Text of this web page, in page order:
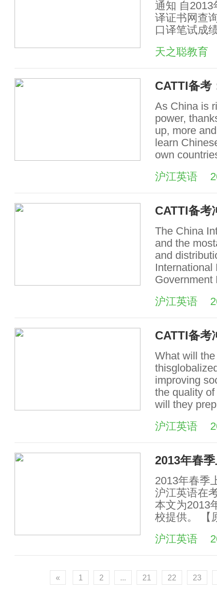
通知 自
译证书网查
口译笔试成
天之聪教育
CATTI备考
As China is
power,
up, more
learn
own
沪江英语
CATTI备考
The China
and the
and
International
Government
沪江英语
CATTI备考
What will
improving
the quality
will they
沪江英语
2013年春
2013年春季
沪江英语在
本文为2013
校提供。 【
沪江英语
« 1 2 ... 21 22 23